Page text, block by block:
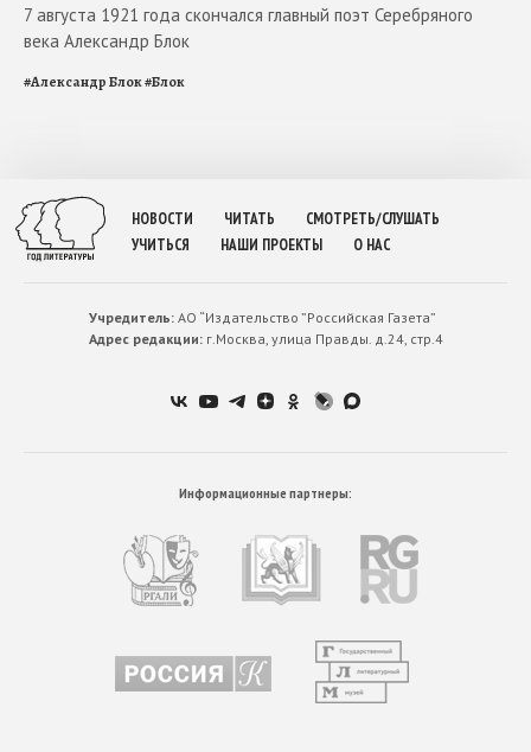
7 августа 1921 года скончался главный поэт Серебряного
века Александр Блок
#Александр Блок#Блок
НОВОСТИ ЧИТАТЬ
СМОТРЕТЬ/СЛУШАТЬ
УЧИТЬСЯ
НАШИ ПРОЕКТЫ О НАС
Учредитель:АО “Издательство ”Российская Газета”
Адрес редакции:г.Москва, улица Правды. д.24, стр.4
Информационные партнеры: